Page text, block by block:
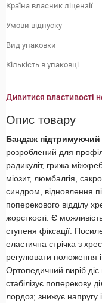
Країна власник ліцензії
Умови відпуску
Вид упаковки
Кількість в упаковці
Дивитися властивості
Опис товару
Бандаж
розроблений для
радикуліт, грижа
міозит, люмбалгія,
синдром, відновлення
поперекового відділу
жорсткості. Є
ступеня фіксації.
еластична стрічка з
регулювати положення
Ортопедичний виріб діє
стабілізує поперекову
лордоз; знижує напругу